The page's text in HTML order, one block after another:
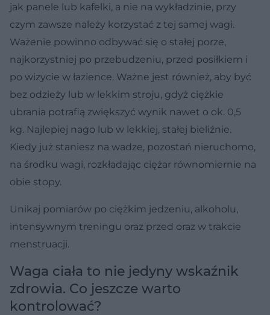
jak panele lub kafelki, a nie na wykładzinie, przy
czym zawsze należy korzystać z tej samej wagi.
Ważenie powinno odbywać się o stałej porze,
najkorzystniej po przebudzeniu, przed posiłkiem i
po wizycie w łazience. Ważne jest również, aby być
bez odzieży lub w lekkim stroju, gdyż ciężkie
ubrania potrafią zwiększyć wynik nawet o ok. 0,5
kg. Najlepiej nago lub w lekkiej, stałej bieliźnie.
Kiedy już staniesz na wadze, pozostań nieruchomo,
na środku wagi, rozkładając ciężar równomiernie na
obie stopy.
Unikaj pomiarów po ciężkim jedzeniu, alkoholu,
intensywnym treningu oraz przed oraz w trakcie
menstruacji.
Waga ciała to nie jedyny wskaźnik
zdrowia. Co jeszcze warto
kontrolować?